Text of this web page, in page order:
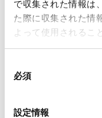
で収集された情報は
た際に収集された情
よって使用されるこ
必須
設定情報
Φ30 XNシリーズ 非常停止用押
XN5E-LV413Q4MR
スイッチ 照光式 大形ボタン
端子形 感電防止カバー付 XN5E-